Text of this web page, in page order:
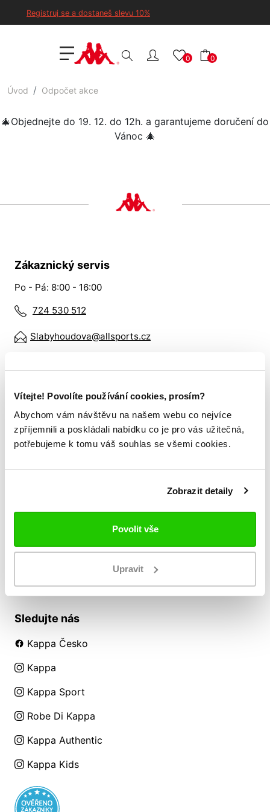
Vítejte! Povolíte používání cookies, prosím?
Abychom vám návštěvu na našem webu co nejvíce
zpříjemnili a poskládali nabídku co je pro vás užitečná,
potřebujeme k tomu váš souhlas se všemi cookies.
Zobrazit detaily
Povolit vše
Upravit
Registruj se a dostaneš slevu 10%
0 0
Úvod Odpočet akce
🎄Objednejte do 19. 12. do 12h. a garantujeme doručení do
Vánoc 🎄
Zákaznický servis
Po - Pá: 8:00 - 16:00
724 530 512
Slabyhoudova@allsports.cz
Vše o nákupu
Tabulka velikostí
Věrnostní program
Doprava a platba
Obchodní podmínky
VRÁCENÍ ZBOŽÍ / REKLAMACE
Sledujte nás
Kappa Česko
Kappa
Kappa Sport
Robe Di Kappa
Kappa Authentic
Kappa Kids